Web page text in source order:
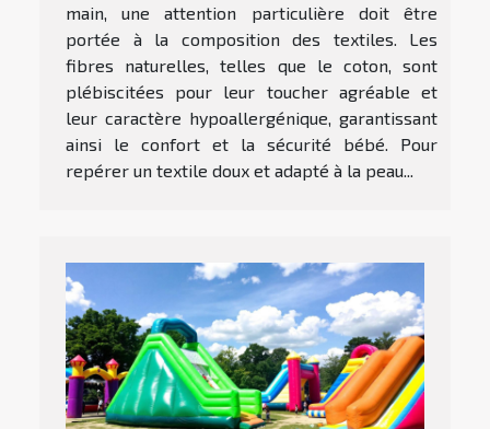
main, une attention particulière doit être
portée à la composition des textiles. Les
fibres naturelles, telles que le coton, sont
plébiscitées pour leur toucher agréable et
leur caractère hypoallergénique, garantissant
ainsi le confort et la sécurité bébé. Pour
repérer un textile doux et adapté à la peau...